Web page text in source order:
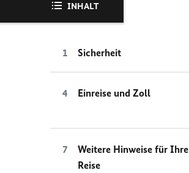
INHALT
Sicherheit
Einreise und Zoll
Weitere Hinweise für Ihre
Reise